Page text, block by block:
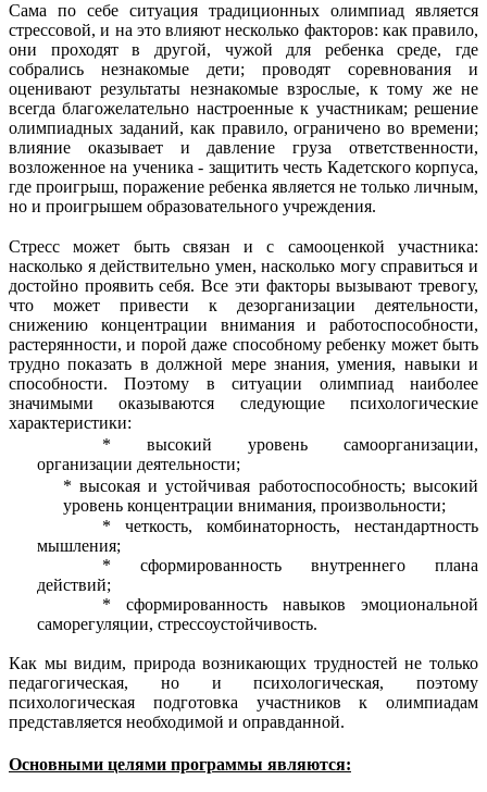
Сама по себе ситуация традиционных олимпиад является
стрессовой, и на это влияют несколько факторов: как правило,
они проходят в другой, чужой для ребенка среде, где
собрались незнакомые дети; проводят соревнования и
оценивают результаты незнакомые взрослые, к тому же не
всегда благожелательно настроенные к участникам; решение
олимпиадных заданий, как правило, ограничено во времени;
влияние оказывает и давление груза ответственности,
возложенное на ученика - защитить честь Кадетского корпуса,
где проигрыш, поражение ребенка является не только личным,
но и проигрышем образовательного учреждения.
Стресс может быть связан и с самооценкой участника:
насколько я действительно умен, насколько могу справиться и
достойно проявить себя. Все эти факторы вызывают тревогу,
что может привести к дезорганизации деятельности,
снижению концентрации внимания и работоспособности,
растерянности, и порой даже способному ребенку может быть
трудно показать в должной мере знания, умения, навыки и
способности. Поэтому в ситуации олимпиад наиболее
значимыми оказываются следующие психологические
характеристики:
высокий уровень самоорганизации,
организации деятельности;
высокая и устойчивая работоспособность; высокий
уровень концентрации внимания, произвольности;
четкость, комбинаторность, нестандартность
мышления;
сформированность внутреннего плана
действий;
сформированность навыков эмоциональной
саморегуляции, стрессоустойчивость.
Как мы видим, природа возникающих трудностей не только
педагогическая, но и психологическая, поэтому
психологическая подготовка участников к олимпиадам
представляется необходимой и оправданной.
Основными целями программы являются: